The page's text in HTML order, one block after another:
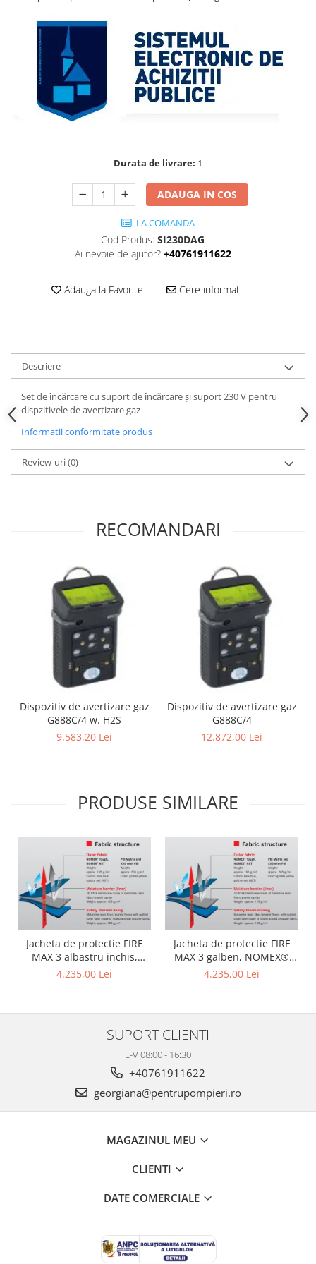
Aparate de respirat autonome
Accesorii pentru camere de
termoviziune
Accesorii de trecere a apei si
spumei
Furtunuri si accesorii
Detectoare de gaze
Diverse dispozitive de masurare
Filtre si sorburi
Pulberi de stingere
Accesorii stingatoare, paturi si
accesorii antifoc
Durata de livrare: 1
ADAUGA IN COS
LA COMANDA
Cod Produs: SI230DAG
Ai nevoie de ajutor? +40761911622
Adauga la Favorite Cere informatii
Descriere
Set de încărcare cu suport de încărcare și suport 230 V pentru
dispzitivele de avertizare gaz
Informatii conformitate produs
Review-uri(0)
RECOMANDARI
Dispozitiv de avertizare gaz
G888C/4 w. H2S
9.583,20 Lei
Dispozitiv de avertizare gaz
G888C/4
12.872,00 Lei
PRODUSE SIMILARE
Jacheta de protectie FIRE
MAX 3 albastru inchis,
NOMEX® TOUGHT
4.235,00 Lei
Jacheta de protectie FIRE
MAX 3 galben, NOMEX®
Tought
4.235,00 Lei
SUPORT CLIENTI
L-V 08:00 - 16:30
+40761911622
georgiana@pentrupompieri.ro
MAGAZINUL MEU
CLIENTI
DATE COMERCIALE